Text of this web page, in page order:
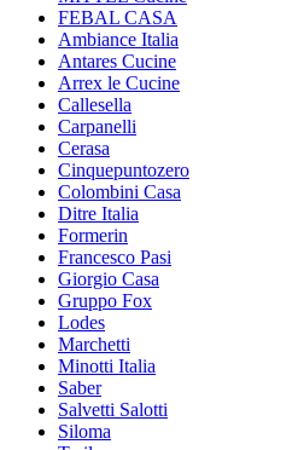
FEBAL CASA
Ambiance Italia
Antares Cucine
Arrex le Cucine
Callesella
Carpanelli
Cerasa
Cinquepuntozero
Colombini Casa
Ditre Italia
Formerin
Francesco Pasi
Giorgio Casa
Gruppo Fox
Lodes
Marchetti
Minotti Italia
Saber
Salvetti Salotti
Siloma